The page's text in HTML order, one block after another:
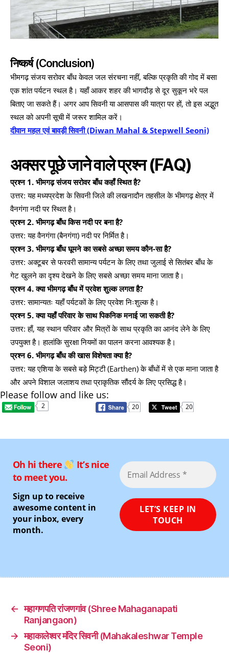
निष्कर्ष (Conclusion)
भीमगढ़ संजय सरोवर बाँध केवल जल संरचना नहीं, बल्कि प्रकृति की गोद में बसा
एक शांत पर्यटन स्थल है। यहाँ आकर शहर की भागदौड़ से दूर सुकून भरे पल
बिताए जा सकते हैं। अगर आप सिवनी या आसपास की यात्रा पर हों, तो इस अद्भुत
स्थल को अपनी सूची में जरूर शामिल करें।
दीवान महल एवं बावड़ी सिवनी (Diwan Mahal & Stepwell Seoni)
अक्सर पूछे जाने वाले प्रश्न (FAQ)
प्रश्न 1. भीमगढ़ संजय सरोवर बाँध कहाँ स्थित है?
उत्तर: यह मध्यप्रदेश के सिवनी जिले की लखनादौन तहसील के भीमगढ़ क्षेत्र में
वैनगंगा नदी पर स्थित है।
प्रश्न 2. भीमगढ़ बाँध किस नदी पर बना है?
उत्तर: यह वैनगंगा (बैनगंगा) नदी पर निर्मित है।
प्रश्न 3. भीमगढ़ बाँध घूमने का सबसे अच्छा समय कौन-सा है?
उत्तर: अक्टूबर से फरवरी सामान्य पर्यटन के लिए तथा जुलाई से सितंबर बाँध के
गेट खुलने का दृश्य देखने के लिए सबसे अच्छा समय माना जाता है।
प्रश्न 4. क्या भीमगढ़ बाँध में प्रवेश शुल्क लगता है?
उत्तर: सामान्यतः यहाँ पर्यटकों के लिए प्रवेश निःशुल्क है।
प्रश्न 5. क्या यहाँ परिवार के साथ पिकनिक मनाई जा सकती है?
उत्तर: हाँ, यह स्थान परिवार और मित्रों के साथ प्रकृति का आनंद लेने के लिए
उपयुक्त है। हालांकि सुरक्षा नियमों का पालन करना आवश्यक है।
प्रश्न 6. भीमगढ़ बाँध की खास विशेषता क्या है?
उत्तर: यह एशिया के सबसे बड़े मिट्टी (Earthen) के बाँधों में से एक माना जाता है
और अपने विशाल जलाशय तथा प्राकृतिक सौंदर्य के लिए प्रसिद्ध है।
Please follow and like us:
2 20 20
Oh hi there
It’s nice
to meet you.
Sign up to receive
awesome content in
your inbox, every
month.
← महागणपति रांजणगांव (Shree Mahaganapati
Ranjangaon)
→ महाकालेश्वर मंदिर सिवनी (Mahakaleshwar Temple
Seoni)